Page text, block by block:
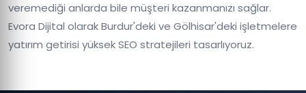
veremediği anlarda bile müşteri kazanmanızı sağlar.
Evora Dijital olarak Burdur'deki ve Gölhisar'deki işletmelere
yatırım getirisi yüksek SEO stratejileri tasarlıyoruz.